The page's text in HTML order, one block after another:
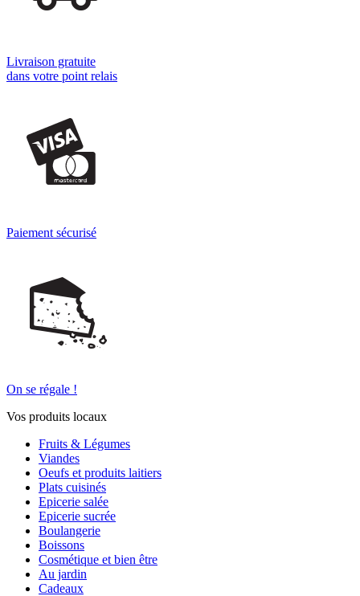
Livraison gratuite
dans votre point relais
Paiement sécurisé
On se régale !
Vos produits locaux
Fruits & Légumes
Viandes
Oeufs et produits laitiers
Plats cuisinés
Epicerie salée
Epicerie sucrée
Boulangerie
Boissons
Cosmétique et bien être
Au jardin
Cadeaux